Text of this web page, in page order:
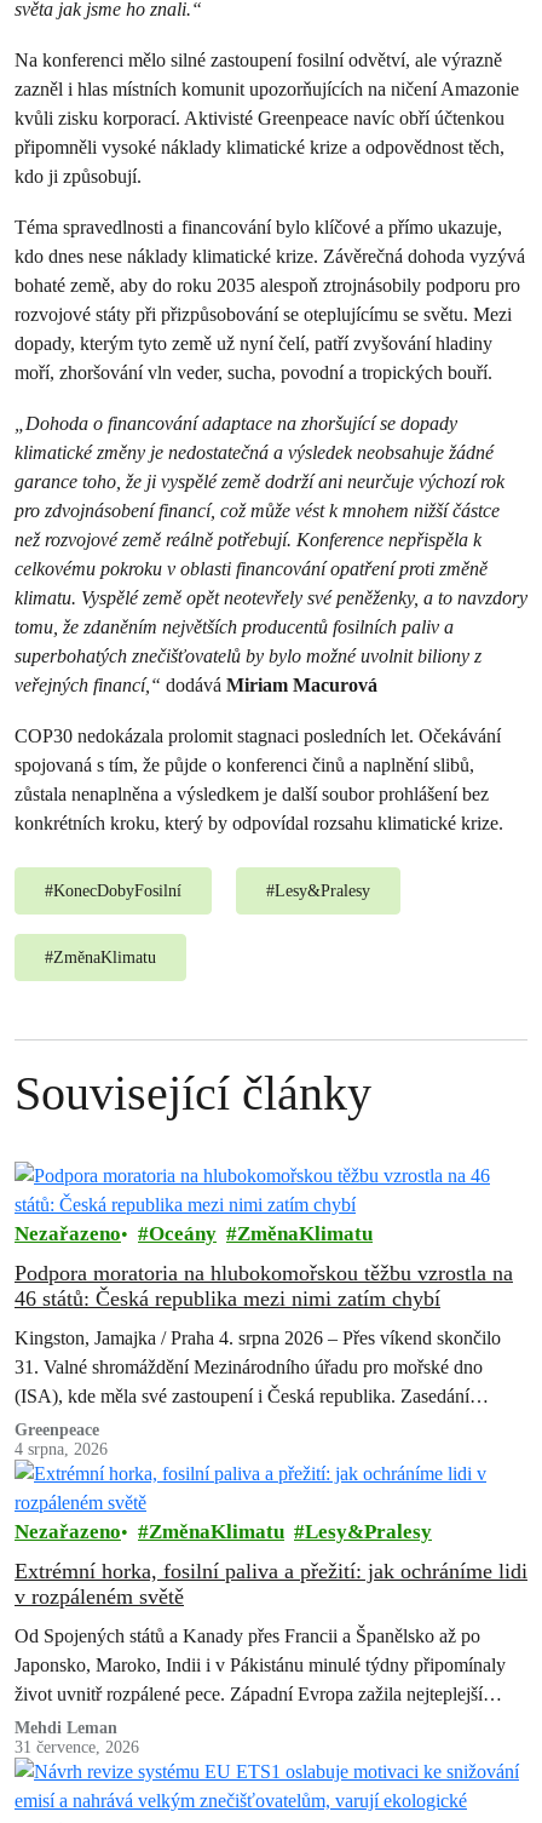
světa jak jsme ho znali.“
Na konferenci mělo silné zastoupení fosilní odvětví, ale výrazně
zazněl i hlas místních komunit upozorňujících na ničení Amazonie
kvůli zisku korporací. Aktivisté Greenpeace navíc obří účtenkou
připomněli vysoké náklady klimatické krize a odpovědnost těch,
kdo ji způsobují.
Téma spravedlnosti a financování bylo klíčové a přímo ukazuje,
kdo dnes nese náklady klimatické krize. Závěrečná dohoda vyzývá
bohaté země, aby do roku 2035 alespoň ztrojnásobily podporu pro
rozvojové státy při přizpůsobování se oteplujícímu se světu. Mezi
dopady, kterým tyto země už nyní čelí, patří zvyšování hladiny
moří, zhoršování vln veder, sucha, povodní a tropických bouří.
„Dohoda o financování adaptace na zhoršující se dopady
klimatické změny je nedostatečná a výsledekneobsahuje žádné
garance toho, že ji vyspělé země dodrží ani neurčuje výchozí rok
pro zdvojnásobení financí, což může vést k mnohem nižší částce
než rozvojové země reálně potřebují. Konference nepřispěla k
celkovému pokroku v oblasti financování opatření proti změně
klimatu. Vyspělé země opět neotevřely své peněženky, a to navzdory
tomu, že zdaněním největších producentů fosilních paliv a
superbohatých znečišťovatelů by bylo možné uvolnit biliony z
veřejných financí,“ dodává Miriam Macurová
COP30 nedokázala prolomit stagnaci posledních let. Očekávání
spojovaná s tím, že půjde o konferenci činů a naplnění slibů,
zůstala nenaplněna a výsledkem je další soubor prohlášení bez
konkrétních kroku, který by odpovídal rozsahu klimatické krize.
#KonecDobyFosilní #Lesy&Pralesy
#ZměnaKlimatu
Související články
Nezařazeno Oceány ZměnaKlimatu
Podpora moratoria na hlubokomořskou těžbu vzrostla na
46 států: Česká republika mezi nimi zatím chybí
Kingston, Jamajka / Praha 4. srpna 2026 – Přes víkend skončilo
31. Valné shromáždění Mezinárodního úřadu pro mořské dno
(ISA), kde měla své zastoupení i Česká republika. Zasedání
skončilo zklamáním,…
Greenpeace
4 srpna, 2026
Nezařazeno ZměnaKlimatu Lesy&Pralesy
Extrémní horka, fosilní paliva a přežití: jak ochráníme lidi
v rozpáleném světě
Od Spojených států a Kanady přes Francii a Španělsko až po
Japonsko, Maroko, Indii i v Pákistánu minulé týdny připomínaly
život uvnitř rozpálené pece. Západní Evropa zažila nejteplejší
červen od…
Mehdi Leman
31 července, 2026